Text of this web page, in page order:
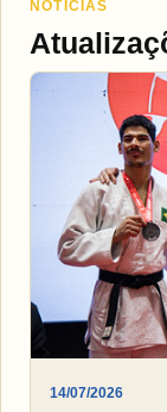
NOTÍCIAS
14/07/2026